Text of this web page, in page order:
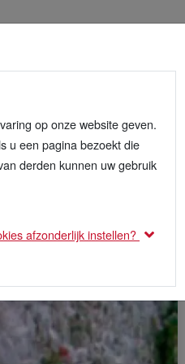
op onze website geven.
u een pagina bezoekt die
derden kunnen uw gebruik
afzonderlijk instellen?